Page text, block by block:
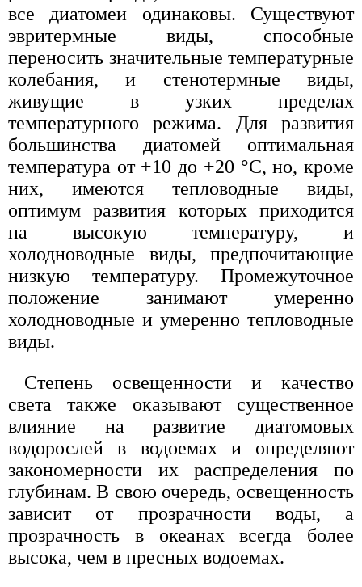
все диатомеи одинаковы. Существуют
эвритермные виды, способные
переносить значительные температурные
колебания, и стенотермные виды,
живущие в узких пределах
температурного режима. Для развития
большинства диатомей оптимальная
температура от +10 до +20 °С, но, кроме
них, имеются тепловодные виды,
оптимум развития которых приходится
на высокую температуру, и
холодноводные виды, предпочитающие
низкую температуру. Промежуточное
положение занимают умеренно
холодноводные и умеренно тепловодные
виды.
Степень освещенности и качество
света также оказывают существенное
влияние на развитие диатомовых
водорослей в водоемах и определяют
закономерности их распределения по
глубинам. В свою очередь, освещенность
зависит от прозрачности воды, а
прозрачность в океанах всегда более
высока, чем в пресных водоемах.